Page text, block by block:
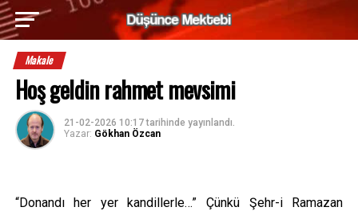
Makale
Hoş geldin rahmet mevsimi
21-02-2026 10:17tarihinde yayınlandı.
Yazar: Gökhan Özcan
“Donandı her yer kandillerle…” Çünkü Şehr-i Ramazan